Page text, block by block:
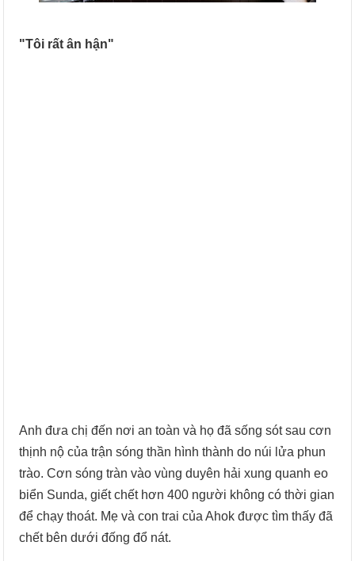
"Tôi rất ân hận"
Anh đưa chị đến nơi an toàn và họ đã sống sót sau cơn
thịnh nộ của trận sóng thần hình thành do núi lửa phun
trào. Cơn sóng tràn vào vùng duyên hải xung quanh eo
biển Sunda, giết chết hơn 400 người không có thời gian
để chạy thoát. Mẹ và con trai của Ahok được tìm thấy đã
chết bên dưới đống đổ nát.